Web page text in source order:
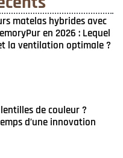
matelas hybrides avec
en 2026 : Lequel
la ventilation optimale ?
de couleur ?
d’une innovation